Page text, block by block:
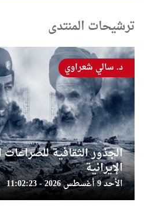
ترشيحات المنتدى
الجذور الثقافية للصراعات
الإيرانية
الأحد 9 أغسطس 2026 - 11:02:23
د. سالي شعراوي